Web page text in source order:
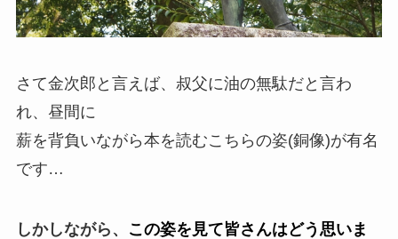
さて金次郎と言えば、叔父に油の無駄だと言わ
れ、昼間に
薪を背負いながら本を読むこちらの姿(銅像)が有名
です…
しかしながら、
この姿を見て皆さんはどう思いま